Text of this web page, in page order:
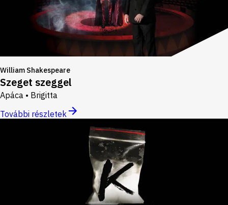
William Shakespeare
Szeget szeggel
Apáca • Brigitta
További részletek